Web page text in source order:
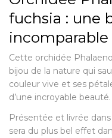
fuchsia : une
Cette orchidée
bijou de la nature qui
couleur vive et ses
d’une incroyable beauté.
Présentée et livrée
sera du plus bel effet